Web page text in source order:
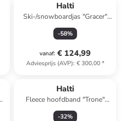
Halti
Ski-/snowboardjas "Gracer"
zwart
-58%
vanaf: € 124,99
Adviesprijs (AVP): € 300,00*
Halti
Fleece hoofdband "Trone"
zwart
-32%